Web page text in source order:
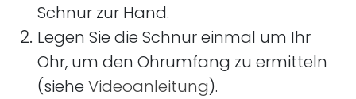
Schnur zur Hand.
Legen Sie die Schnur einmal um Ihr
Ohr, um den Ohrumfang zu ermitteln
(siehe Videoanleitung).